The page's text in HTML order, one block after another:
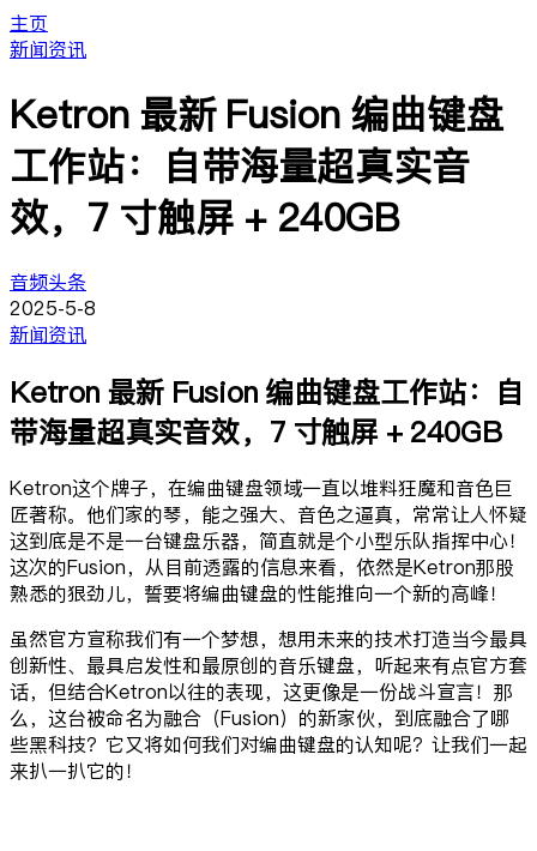
主页
新闻资讯
Ketron 最新 Fusion 编曲键盘
工作站：自带海量超真实音
效，7 寸触屏 + 240GB
音频头条
2025-5-8
新闻资讯
Ketron 最新 Fusion 编曲键盘工作站：自
带海量超真实音效，7 寸触屏 + 240GB
Ketron这个牌子，在编曲键盘领域一直以堆料狂魔和音色巨
匠著称。他们家的琴，能之强大、音色之逼真，常常让人怀疑
这到底是不是一台键盘乐器，简直就是个小型乐队指挥中心！
这次的Fusion，从目前透露的信息来看，依然是Ketron那股
熟悉的狠劲儿，誓要将编曲键盘的性能推向一个新的高峰！
虽然官方宣称我们有一个梦想，想用未来的技术打造当今最具
创新性、最具启发性和最原创的音乐键盘，听起来有点官方套
话，但结合Ketron以往的表现，这更像是一份战斗宣言！那
么，这台被命名为融合（Fusion）的新家伙，到底融合了哪
些黑科技？它又将如何我们对编曲键盘的认知呢？让我们一起
来扒一扒它的！